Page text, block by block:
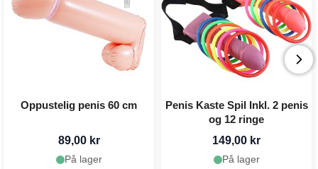
Oppustelig penis 60 cm
89,00 kr
På lager
Penis Kaste Spil Inkl. 2 penis
og 12 ringe
149,00 kr
På lager